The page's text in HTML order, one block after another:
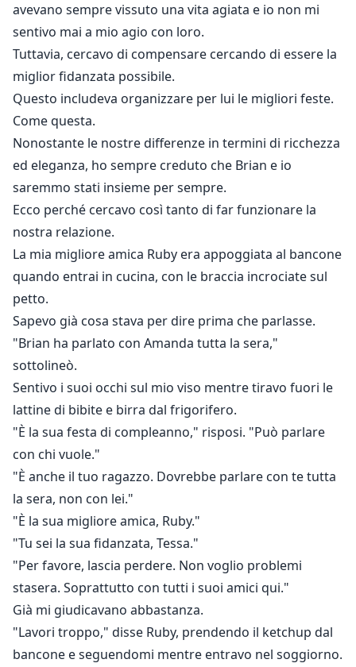
avevano sempre vissuto una vita agiata e io non mi
sentivo mai a mio agio con loro.
Tuttavia, cercavo di compensare cercando di essere la
miglior fidanzata possibile.
Questo includeva organizzare per lui le migliori feste.
Come questa.
Nonostante le nostre differenze in termini di ricchezza
ed eleganza, ho sempre creduto che Brian e io
saremmo stati insieme per sempre.
Ecco perché cercavo così tanto di far funzionare la
nostra relazione.
La mia migliore amica Ruby era appoggiata al bancone
quando entrai in cucina, con le braccia incrociate sul
petto.
Sapevo già cosa stava per dire prima che parlasse.
"Brian ha parlato con Amanda tutta la sera,"
sottolineò.
Sentivo i suoi occhi sul mio viso mentre tiravo fuori le
lattine di bibite e birra dal frigorifero.
"È la sua festa di compleanno," risposi. "Può parlare
con chi vuole."
"È anche il tuo ragazzo. Dovrebbe parlare con te tutta
la sera, non con lei."
"È la sua migliore amica, Ruby."
"Tu sei la sua fidanzata, Tessa."
"Per favore, lascia perdere. Non voglio problemi
stasera. Soprattutto con tutti i suoi amici qui."
Già mi giudicavano abbastanza.
"Lavori troppo," disse Ruby, prendendo il ketchup dal
bancone e seguendomi mentre entravo nel soggiorno.